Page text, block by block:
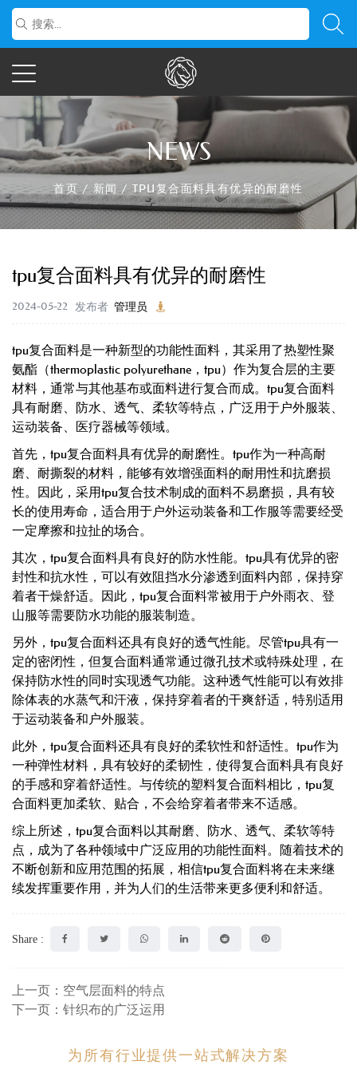
NEWS
首页/ 新闻 / TPU复合面料具有优异的耐磨性
tpu复合面料具有优异的耐磨性
2024-05-22 发布者 管理员
tpu复合面料是一种新型的功能性面料，其采用了热塑性聚
氨酯（thermoplastic polyurethane，tpu）作为复合层的主要
材料，通常与其他基布或面料进行复合而成。tpu复合面料
具有耐磨、防水、透气、柔软等特点，广泛用于户外服装、
运动装备、医疗器械等领域。
首先，tpu复合面料具有优异的耐磨性。tpu作为一种高耐
磨、耐撕裂的材料，能够有效增强面料的耐用性和抗磨损
性。因此，采用tpu复合技术制成的面料不易磨损，具有较
长的使用寿命，适合用于户外运动装备和工作服等需要经受
一定摩擦和拉扯的场合。
其次，tpu复合面料具有良好的防水性能。tpu具有优异的密
封性和抗水性，可以有效阻挡水分渗透到面料内部，保持穿
着者干燥舒适。因此，tpu复合面料常被用于户外雨衣、登
山服等需要防水功能的服装制造。
另外，tpu复合面料还具有良好的透气性能。尽管tpu具有一
定的密闭性，但复合面料通常通过微孔技术或特殊处理，在
保持防水性的同时实现透气功能。这种透气性能可以有效排
除体表的水蒸气和汗液，保持穿着者的干爽舒适，特别适用
于运动装备和户外服装。
此外，tpu复合面料还具有良好的柔软性和舒适性。tpu作为
一种弹性材料，具有较好的柔韧性，使得复合面料具有良好
的手感和穿着舒适性。与传统的塑料复合面料相比，tpu复
合面料更加柔软、贴合，不会给穿着者带来不适感。
综上所述，tpu复合面料以其耐磨、防水、透气、柔软等特
点，成为了各种领域中广泛应用的功能性面料。随着技术的
不断创新和应用范围的拓展，相信tpu复合面料将在未来继
续发挥重要作用，并为人们的生活带来更多便利和舒适。
Share :
上一页：空气层面料的特点
下一页：针织布的广泛运用
为所有行业提供一站式解决方案